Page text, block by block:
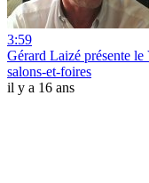
3:59
Gérard Laizé présente
salons-et-foires
il y a 16 ans